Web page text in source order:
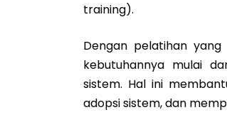
training).
Dengan pelatihan
kebutuhannya mulai
sistem. Hal ini
adopsi sistem, dan